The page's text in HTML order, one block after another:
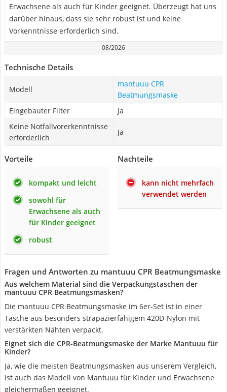
Erwachsene als auch für Kinder geeignet. Überzeugt hat uns
darüber hinaus, dass sie sehr robust ist und keine
Vorkenntnisse erforderlich sind.
08/2026
Technische Details
Modell
mantuuu CPR
Beatmungsmaske
Eingebauter Filter
Ja
Keine Notfallvorerkenntnisse
erforderlich
Ja
Vorteile
kompakt und leicht
sowohl für
Erwachsene als auch
für Kinder geeignet
robust
Nachteile
kann nicht mehrfach
verwendet werden
Fragen und Antworten zu mantuuu CPR Beatmungsmaske
Aus welchem Material sind die Verpackungstaschen der
mantuuu CPR Beatmungsmasken?
Die mantuuu CPR Beatmungsmaske im 6er-Set ist in einer
Tasche aus besonders strapazierfähigem 420D-Nylon mit
verstärkten Nähten verpackt.
Eignet sich die CPR-Beatmungsmaske der Marke Mantuuu für
Kinder?
Ja, wie die meisten Beatmungsmasken aus unserem Vergleich,
ist auch das Modell von Mantuuu für Kinder und Erwachsene
gleichermaßen geeignet.